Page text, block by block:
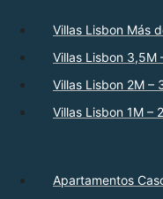
Villas Lisbon Más
Villas Lisbon 3,5M
Villas Lisbon 2M –
Villas Lisbon 1M –
Apartamentos